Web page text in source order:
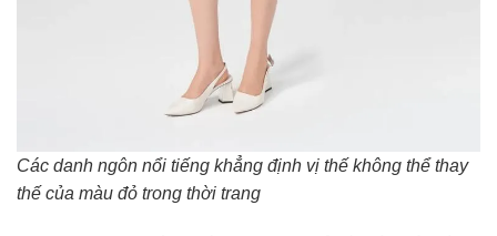
Các danh ngôn nổi tiếng khẳng định vị thế không thể thay
thế của màu đỏ trong thời trang